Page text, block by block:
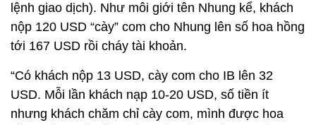
lệnh giao dịch). Như môi giới tên Nhung kể, khách
nộp 120 USD “cày” com cho Nhung lên số hoa hồng
tới 167 USD rồi cháy tài khoản.
“Có khách nộp 13 USD, cày com cho IB lên 32
USD. Mỗi lần khách nạp 10-20 USD, số tiền ít
nhưng khách chăm chỉ cày com, mình được hoa